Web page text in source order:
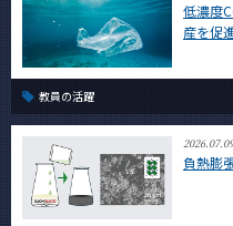
低濃度
産を促
教員の活躍
2026.07.09
負熱膨